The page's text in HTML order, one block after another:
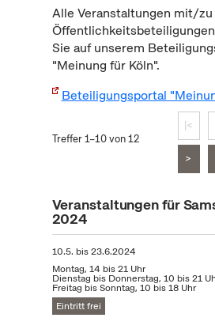
Alle Veranstaltungen mit/zu
Sie auf unserem
"Meinung für Köln".
Beteiligungsportal
Treffer 1–10 von 12
|<
>
Veranstaltungen für
2024
10.5. bis23.6.2024
Montag, 14 bis 21 Uhr
Dienstag bis Donnerstag, 10 bis 21
Freitag bis Sonntag, 10 bis 18 Uhr
Eintritt frei